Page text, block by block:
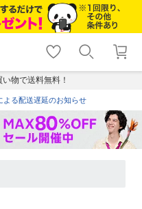
shopping_cart lock_outline
ログイン
物で送料無料！
よる配送遅延のお知らせ